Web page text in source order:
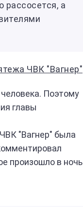
рассосется, а
ЧВК "Вагнер"
Поэтому
главы
"Вагнер" была
произошло в ночь